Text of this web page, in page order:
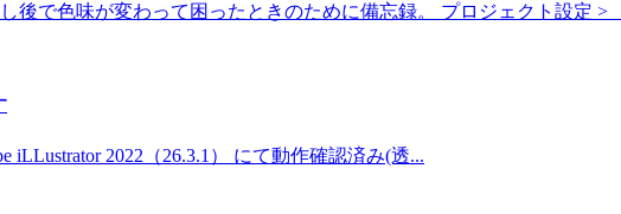
後で色味が変わって困ったときのために備忘録。 プロジェクト設定 >
iLLustrator 2022（26.3.1） にて動作確認済み(透...